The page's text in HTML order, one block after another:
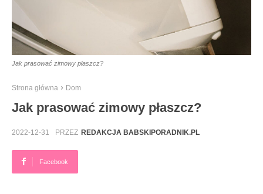
Jak prasować zimowy płaszcz?
Strona główna Dom
Jak prasować zimowy płaszcz?
2022-12-31 PRZEZ REDAKCJA BABSKIPORADNIK.PL
Facebook